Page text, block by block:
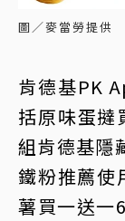
圖／麥當勞提供
肯德基PK
括原味蛋撻
組肯德基隱
鐵粉推薦使
薯買一送一